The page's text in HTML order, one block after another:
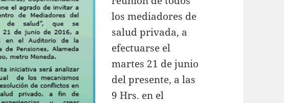
los mediadores de
salud privada, a
efectuarse el
martes 21 de junio
del presente, a las
9 Hrs. en el